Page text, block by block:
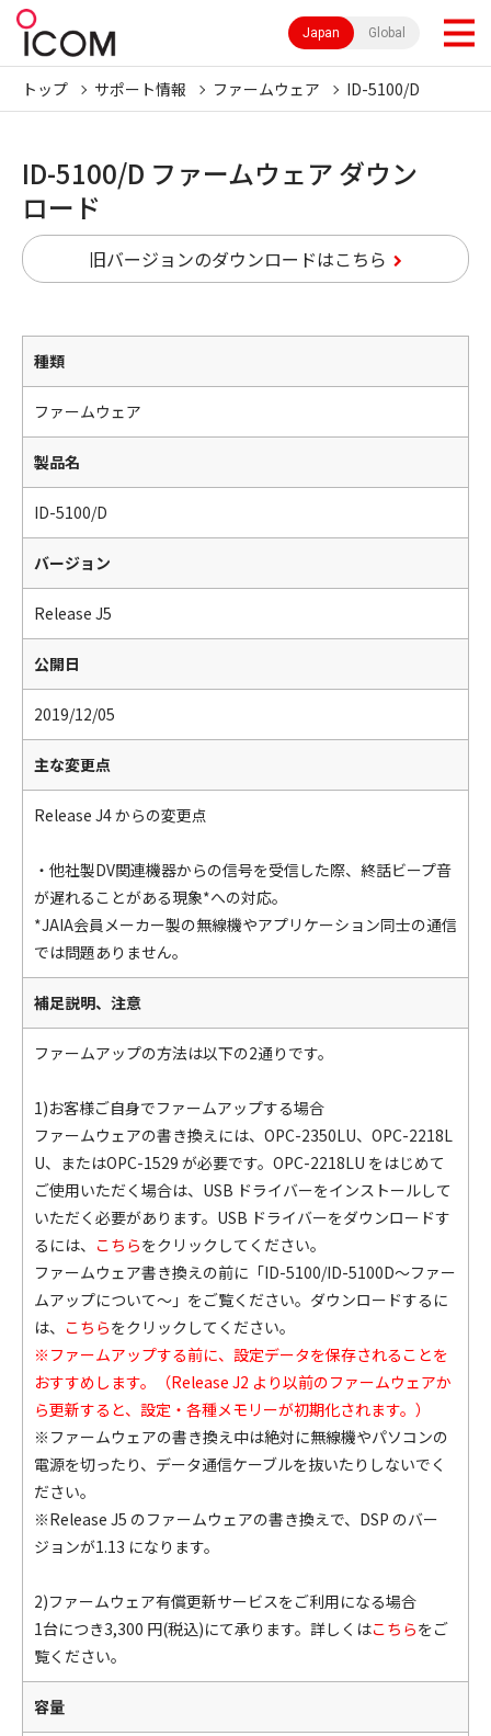
Japan Global
トップ サポート情報 ファームウェア ID-5100/D
ID-5100/D ファームウェア ダウン
ロード
旧バージョンのダウンロードはこちら
種類
ファームウェア
製品名
ID-5100/D
バージョン
Release J5
公開日
2019/12/05
主な変更点
Release J4 からの変更点
・他社製DV関連機器からの信号を受信した際、終話ビープ音
が遅れることがある現象*への対応。
*JAIA会員メーカー製の無線機やアプリケーション同士の通信
では問題ありません。
補足説明、注意
ファームアップの方法は以下の2通りです。
1)お客様ご自身でファームアップする場合
ファームウェアの書き換えには、OPC-2350LU、OPC-2218L
U、またはOPC-1529 が必要です。OPC-2218LU をはじめて
ご使用いただく場合は、USB ドライバーをインストールして
いただく必要があります。USB ドライバーをダウンロードす
るには、 こちらをクリックしてください。
ファームウェア書き換えの前に「ID-5100/ID-5100D～ファー
ムアップについて～」をご覧ください。ダウンロードするに
は、 こちらをクリックしてください。
※ファームアップする前に、設定データを保存されることを
おすすめします。（Release J2 より以前のファームウェアか
ら更新すると、設定・各種メモリーが初期化されます。）
※ファームウェアの書き換え中は絶対に無線機やパソコンの
電源を切ったり、データ通信ケーブルを抜いたりしないでく
ださい。
※Release J5 のファームウェアの書き換えで、DSP のバー
ジョンが1.13 になります。
2)ファームウェア有償更新サービスをご利用になる場合
1台につき3,300 円(税込)にて承ります。詳しくはこちらをご
覧ください。
容量